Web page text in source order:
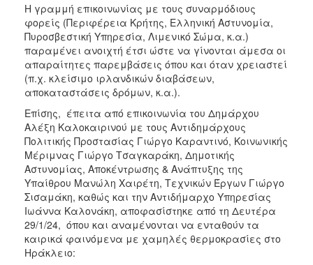
ΔΗΜΟΤΗΣ
ΕΠΙΣΚΕΠΤΗΣ
ΗΡΑΚΛΕΙΟ
Η γραμμή επικοινωνίας με τους συναρμόδιους
φορείς (Περιφέρεια Κρήτης, Ελληνική Αστυνομία,
Πυροσβεστική Υπηρεσία, Λιμενικό Σώμα, κ.α.)
παραμένει ανοιχτή έτσι ώστε να γίνονται άμεσα οι
απαραίτητες παρεμβάσεις όπου και όταν χρειαστεί
(π.χ. κλείσιμο ιρλανδικών διαβάσεων,
αποκαταστάσεις δρόμων, κ.α.).
Επίσης, έπειτα από επικοινωνία του Δημάρχου
Αλέξη Καλοκαιρινού με τους Αντιδημάρχους
Πολιτικής Προστασίας Γιώργο Καραντινό, Κοινωνικής
Μέριμνας Γιώργο Τσαγκαράκη, Δημοτικής
Αστυνομίας, Αποκέντρωσης & Ανάπτυξης της
Υπαίθρου Μανώλη Χαιρέτη, Τεχνικών Έργων Γιώργο
Σισαμάκη, καθώς και την Αντιδήμαρχο Υπηρεσίας
Ιωάννα Καλονάκη, αποφασίστηκε από τη Δευτέρα
29/1/24, όπου και αναμένονται να ενταθούν τα
καιρικά φαινόμενα με χαμηλές θερμοκρασίες στο
Ηράκλειο: